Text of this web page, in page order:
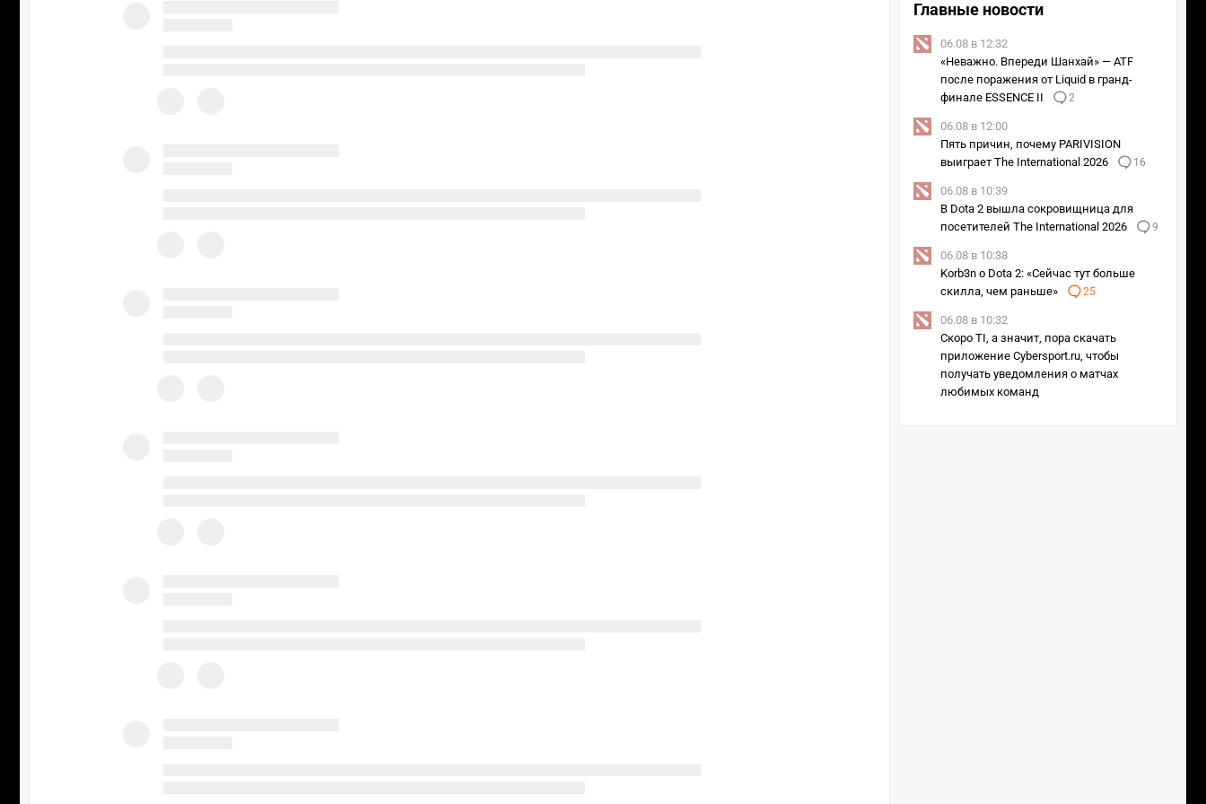
Главные новости
06.08 в 12:32
«Неважно. Впереди Шанхай» — ATF
после поражения от Liquid в гранд-
финале ESSENCE II
2
06.08 в 12:00
Пять причин, почему PARIVISION
выиграет The International 2026
16
06.08 в 10:39
В Dota 2 вышла сокровищница для
посетителей The International 2026
9
06.08 в 10:38
Korb3n о Dota 2: «Сейчас тут больше
скилла, чем раньше»
25
06.08 в 10:32
Скоро TI, а значит, пора скачать
приложение Cybersport.ru, чтобы
получать уведомления о матчах
любимых команд